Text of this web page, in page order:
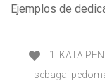
Ejemplos de
1. KATA
sebagai